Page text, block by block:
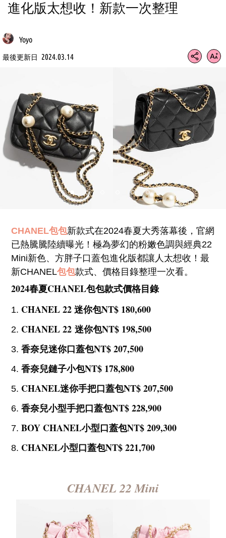
進化版太想收！新款一次整理
Yoyo
最後更新日 2024.03.14
CHANEL包包新款式在2024春夏大秀落幕後，官網
已熱騰騰陸續曝光！極為夢幻的粉嫩色調與經典22
Mini新色、方胖子口蓋包進化版都讓人太想收！最
新CHANEL包包款式、價格目錄整理一次看。
2024春夏CHANEL包包款式價格目錄
CHANEL 22 迷你包NT$ 180,600
CHANEL 22 迷你包NT$ 198,500
香奈兒迷你口蓋包NT$ 207,500
香奈兒鏈子小包NT$ 178,800
CHANEL迷你手把口蓋包NT$ 207,500
香奈兒小型手把口蓋包NT$ 228,900
BOY CHANEL小型口蓋包NT$ 209,300
CHANEL小型口蓋包NT$ 221,700
CHANEL 22 Mini